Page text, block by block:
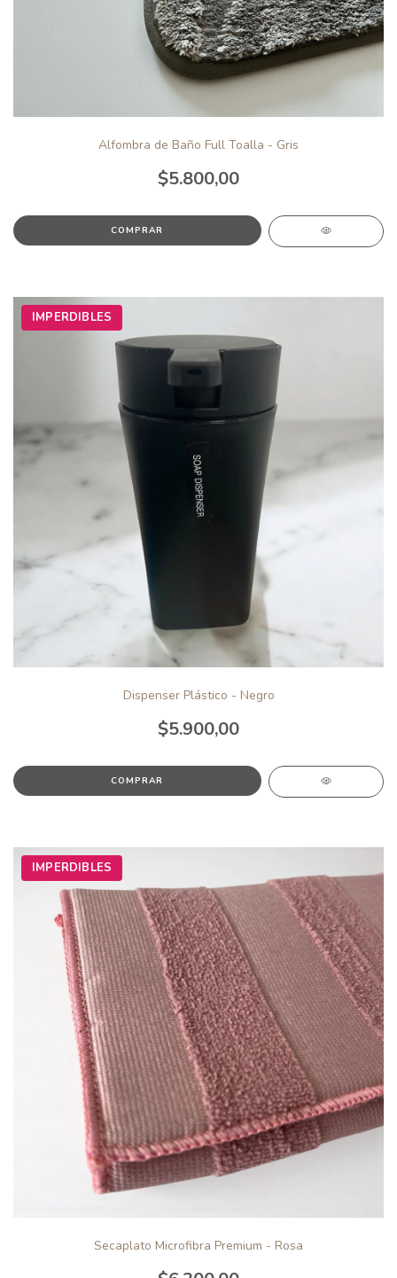
Alfombra de Baño Full Toalla - Gris
$5.800,00
IMPERDIBLES
Dispenser Plástico - Negro
$5.900,00
IMPERDIBLES
Secaplato Microfibra Premium - Rosa